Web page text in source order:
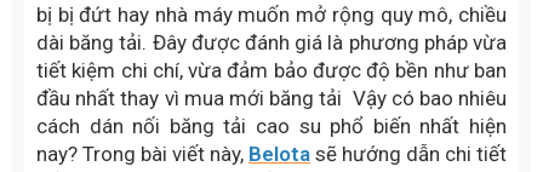
bị bị đứt hay nhà máy muốn mở rộng quy mô, chiều
dài băng tải. Đây được đánh giá là phương pháp vừa
tiết kiệm chi chí, vừa đảm bảo được độ bền như ban
đầu nhất thay vì mua mới băng tải Vậy có bao nhiêu
cách dán nối băng tải cao su phổ biến nhất hiện
nay? Trong bài viết này, Belota sẽ hướng dẫn chi tiết